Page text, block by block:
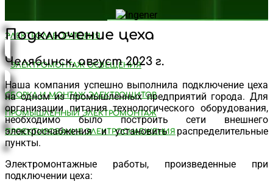
ЭЛЕКТРОЛАБОРАТОРИЯ
ЭЛЕКТРОМОНТАЖ ОСВЕЩЕНИЯ
СБОРКА И МОНТАЖ ЭЛЕКТРОЩИТОВ
ПРОМЫШЛЕННЫЙ ЭЛЕКТРОМОНТАЖ
ПРОЕКТИРОВАНИЕ ЭЛЕКТРОСНАБЖЕНИЯ
Подключение цеха
Челябинск, август 2023 г.
Наша компания успешно выполнила подключение цеха
на одном из промышленных предприятий города. Для
организации питания технологического оборудования,
необходимо было построить сети внешнего
электроснабжения и установить распределительные
пункты.
Электромонтажные работы, произведенные при
подключении цеха: